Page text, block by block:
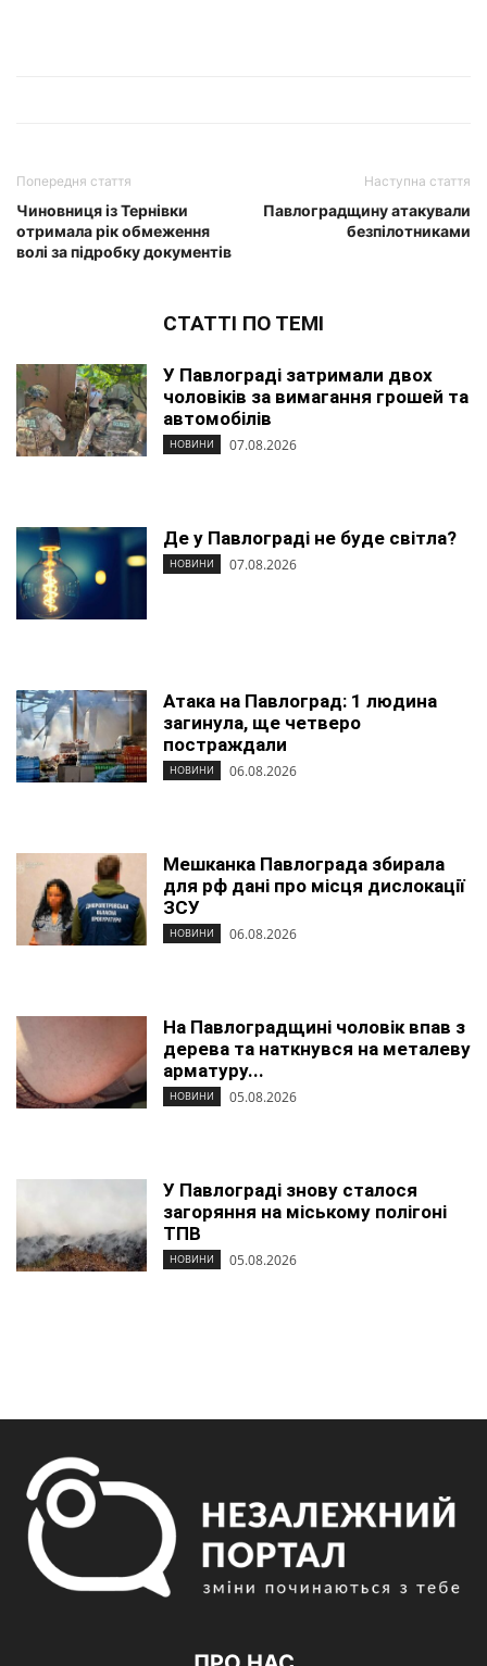
Попередня стаття
Чиновниця із Тернівки
отримала рік обмеження
волі за підробку документів
Наступна стаття
Павлоградщину атакували
безпілотниками
СТАТТІ ПО ТЕМІ
У Павлограді затримали двох
чоловіків за вимагання грошей та
автомобілів
НОВИНИ 07.08.2026
Де у Павлограді не буде світла?
НОВИНИ 07.08.2026
Атака на Павлоград: 1 людина
загинула, ще четверо
постраждали
НОВИНИ 06.08.2026
Мешканка Павлограда збирала
для рф дані про місця дислокації
ЗСУ
НОВИНИ 06.08.2026
На Павлоградщині чоловік впав з
дерева та наткнувся на металеву
арматуру...
НОВИНИ 05.08.2026
У Павлограді знову сталося
загоряння на міському полігоні
ТПВ
НОВИНИ 05.08.2026